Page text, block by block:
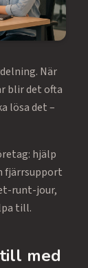
När
blir det ofta
lösa det –
hjälp
fjärrsupport
runt-jour,
till.
med